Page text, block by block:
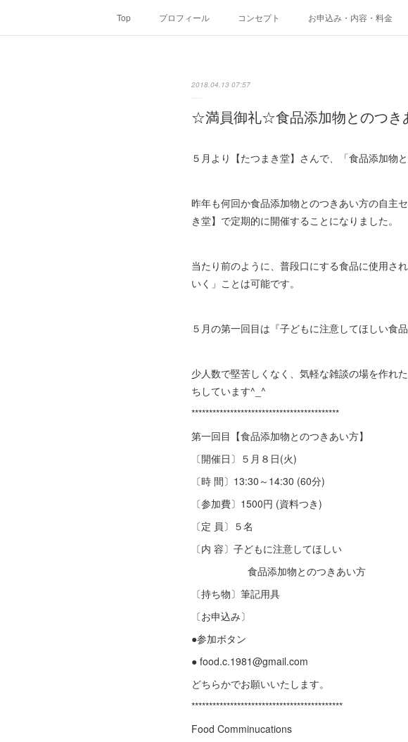
Top プロフィール コンセプト お申込み・内容・料金
2018.04.13 07:57
☆満員御礼☆食品添加物とのつき
５月より【たつまき堂】さんで、「食品添加物
昨年も何回か食品添加物とのつきあい方の自主
き堂】で定期的に開催することになりました。
当たり前のように、普段口にする食品に使用さ
いく」ことは可能です。
５月の第一回目は『子どもに注意してほしい食
少人数で堅苦しくなく、気軽な雑談の場を作れ
ちしています^_^
******************************************
第一回目【食品添加物とのつきあい方】
〔開催日〕５月８日(火)
〔時 間〕13:30～14:30 (60分)
〔参加費〕1500円 (資料つき)
〔定 員〕５名
〔内 容〕子どもに注意してほしい
食品添加物とのつきあい方
〔持ち物〕筆記用具
〔お申込み〕
●参加ボタン
● food.c.1981@gmail.com
どちらかでお願いいたします。
*******************************************
Food Comminucations